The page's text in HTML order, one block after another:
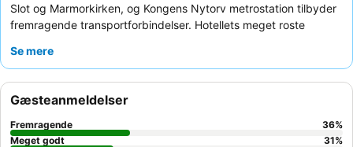
Slot og Marmorkirken, og Kongens Nytorv metrostation tilbyder
fremragende transportforbindelser. Hotellets meget roste
kvalitetsmuligheder, herunder veganske og glutenfri valg, der
alt for at hjælpe med forespørgsler og give lokal indsigt. For en
unik måde at udforske byen på kan du benytte dig af de
praktiskecykeludlejninger
Se mere
Gæsteanmeldelser
Fremragende 36%
Meget godt
31%